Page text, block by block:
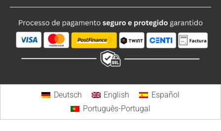
Deutsch English
Español
Português-Portugal